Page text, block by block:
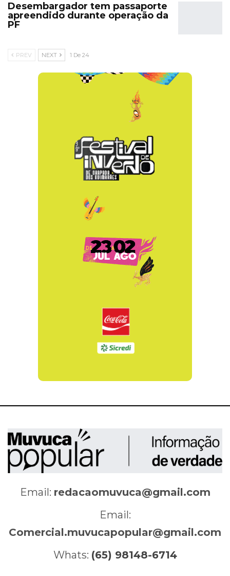
Desembargador tem passaporte
apreendido durante operação da
PF
PREV NEXT 1 De 24
Email: redacaomuvuca@gmail.com
Email:
Comercial.muvucapopular@gmail.com
Whats: (65) 98148-6714